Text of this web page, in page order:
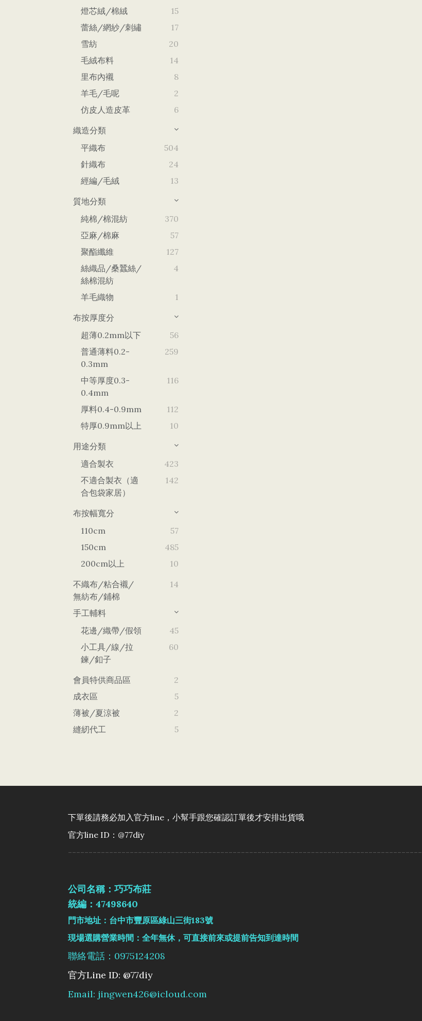
燈芯絨/棉絨
15
蕾絲/網紗/刺繡
17
雪紡
20
毛絨布料
14
里布內襯
8
羊毛/毛呢
2
仿皮人造皮革
6
織造分類
平織布
504
針織布
24
經編/毛絨
13
質地分類
純棉/棉混紡
370
亞麻/棉麻
57
聚酯纖維
127
絲織品/桑蠶絲/
絲棉混紡
4
羊毛織物
1
布按厚度分
超薄0.2mm以下
56
普通薄料0.2-
0.3mm
259
中等厚度0.3-
0.4mm
116
厚料0.4-0.9mm
112
特厚0.9mm以上
10
用途分類
適合製衣
423
不適合製衣（適
合包袋家居）
142
布按幅寬分
110cm
57
150cm
485
200cm以上
10
不織布/粘合襯/
無紡布/鋪棉
14
手工輔料
花邊/織帶/假領
45
小工具/線/拉
鍊/釦子
60
會員特供商品區
2
成衣區
5
薄被/夏涼被
2
縫紉代工
5
下單後請務必加入官方line，小幫手跟您確認訂單後才安排出貨哦
官方line ID：@77diy
--------------------------------------------------------------------------------------
公司名稱：巧巧布莊
統編：47498640
門市地址：台中市豐原區綠山三街183號
現場選購營業時間：全年無休，可直接前來或提前告知到達時間
聯絡電話：0975124208
官方Line ID: @77diy
Email: jingwen426@icloud.com